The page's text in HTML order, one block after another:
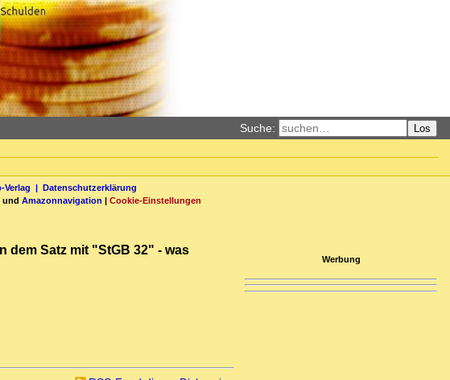
Suche: Los
Verlag | Datenschutzerklärung
und Amazonnavigation | Cookie-Einstellungen
dem Satz mit "StGB 32" - was
Werbung